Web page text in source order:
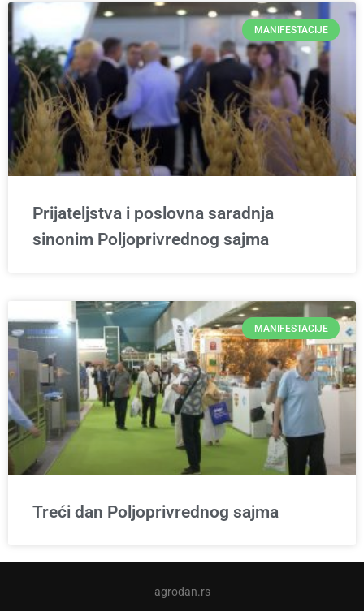
MANIFESTACIJE
Prijateljstva i poslovna saradnja
sinonim Poljoprivrednog sajma
MANIFESTACIJE
Treći dan Poljoprivrednog sajma
agrodan.rs